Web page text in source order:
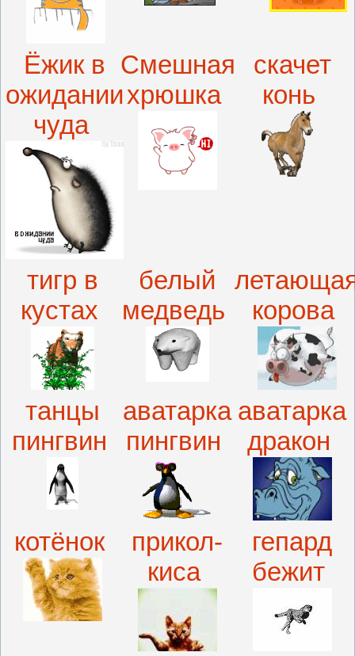
Ёжик в
ожидании
чуда
Смешная
хрюшка
скачет
конь
тигр в
кустах
белый
медведь
корова
танцы
пингвин
аватарка
пингвин
аватарка
дракон
котёнок
прикол-
киса
гепард
бежит